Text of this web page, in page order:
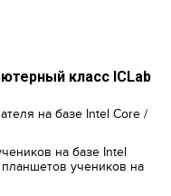
класс ICLab
на базе Intel Core /
на базе Intel
учеников на